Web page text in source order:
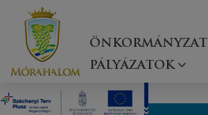
ÖNKORMÁNYZAT
PÁLYÁZATOK